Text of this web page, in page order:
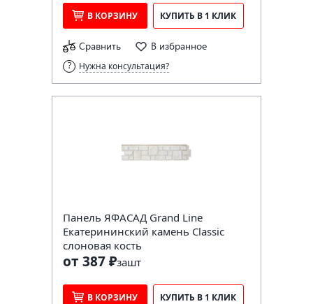
В КОРЗИНУ КУПИТЬ В 1 КЛИК
Сравнить В избранное
Нужна консультация?
Панель ЯФАСАД Grand Line
Екатерининский камень Classic
слоновая кость
от 387 ₽зашт
В КОРЗИНУ КУПИТЬ В 1 КЛИК